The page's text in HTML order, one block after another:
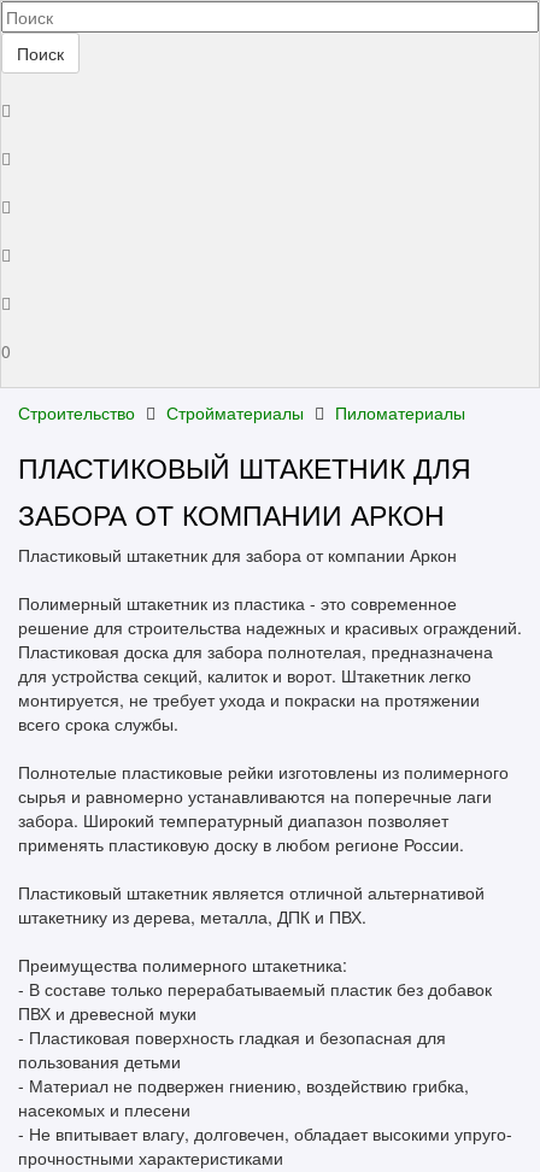
Поиск
0
Строительство Стройматериалы Пиломатериалы
ПЛАСТИКОВЫЙ ШТАКЕТНИК ДЛЯ
ЗАБОРА ОТ КОМПАНИИ АРКОН
Пластиковый штакетник для забора от компании Аркон
Полимерный штакетник из пластика - это современное
решение для строительства надежных и красивых ограждений.
Пластиковая доска для забора полнотелая, предназначена
для устройства секций, калиток и ворот. Штакетник легко
монтируется, не требует ухода и покраски на протяжении
всего срока службы.
Полнотелые пластиковые рейки изготовлены из полимерного
сырья и равномерно устанавливаются на поперечные лаги
забора. Широкий температурный диапазон позволяет
применять пластиковую доску в любом регионе России.
Пластиковый штакетник является отличной альтернативой
штакетнику из дерева, металла, ДПК и ПВХ.
Преимущества полимерного штакетника:
- В составе только перерабатываемый пластик без добавок
ПВХ и древесной муки
- Пластиковая поверхность гладкая и безопасная для
пользования детьми
- Материал не подвержен гниению, воздействию грибка,
насекомых и плесени
- Не впитывает влагу, долговечен, обладает высокими упруго-
прочностными характеристиками